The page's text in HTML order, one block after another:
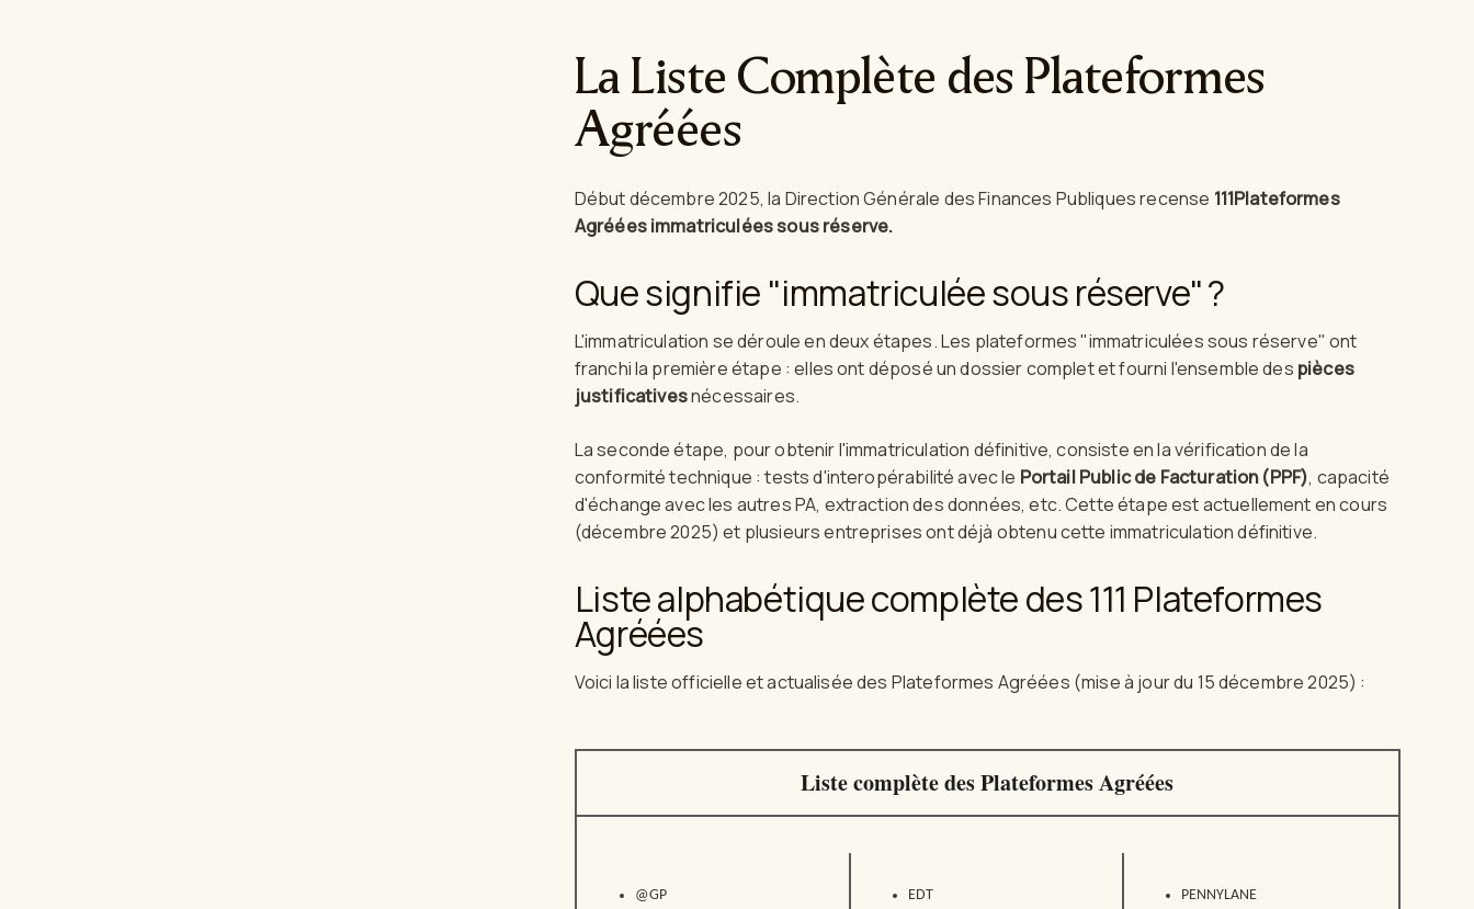
La Liste Complète des Plateformes
Agréées
Début décembre 2025, la Direction Générale des Finances Publiques recense 111Plateformes
Agréées immatriculées sous réserve.
Que signifie "immatriculée sous réserve" ?
L'immatriculation se déroule en deux étapes. Les plateformes "immatriculées sous réserve" ont
franchi la première étape : elles ont déposé un dossier complet et fourni l'ensemble des pièces
justificativesnécessaires.
La seconde étape, pour obtenir l'immatriculation définitive, consiste en la vérification de la
conformité technique : tests d'interopérabilité avec le Portail Public de Facturation (PPF), capacité
d'échange avec les autres PA, extraction des données, etc. Cette étape est actuellement en cours
(décembre 2025) et plusieurs entreprises ont déjà obtenu cette immatriculation définitive.
Liste alphabétique complète des 111 Plateformes
Agréées
Voici la liste officielle et actualisée des Plateformes Agréées (mise à jour du 15 décembre 2025) :
Liste complète des Plateformes Agréées
@GP
EDT
PENNYLANE